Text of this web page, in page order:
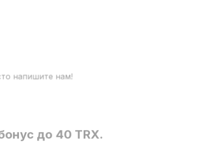
напишите нам!
до 40 TRX.